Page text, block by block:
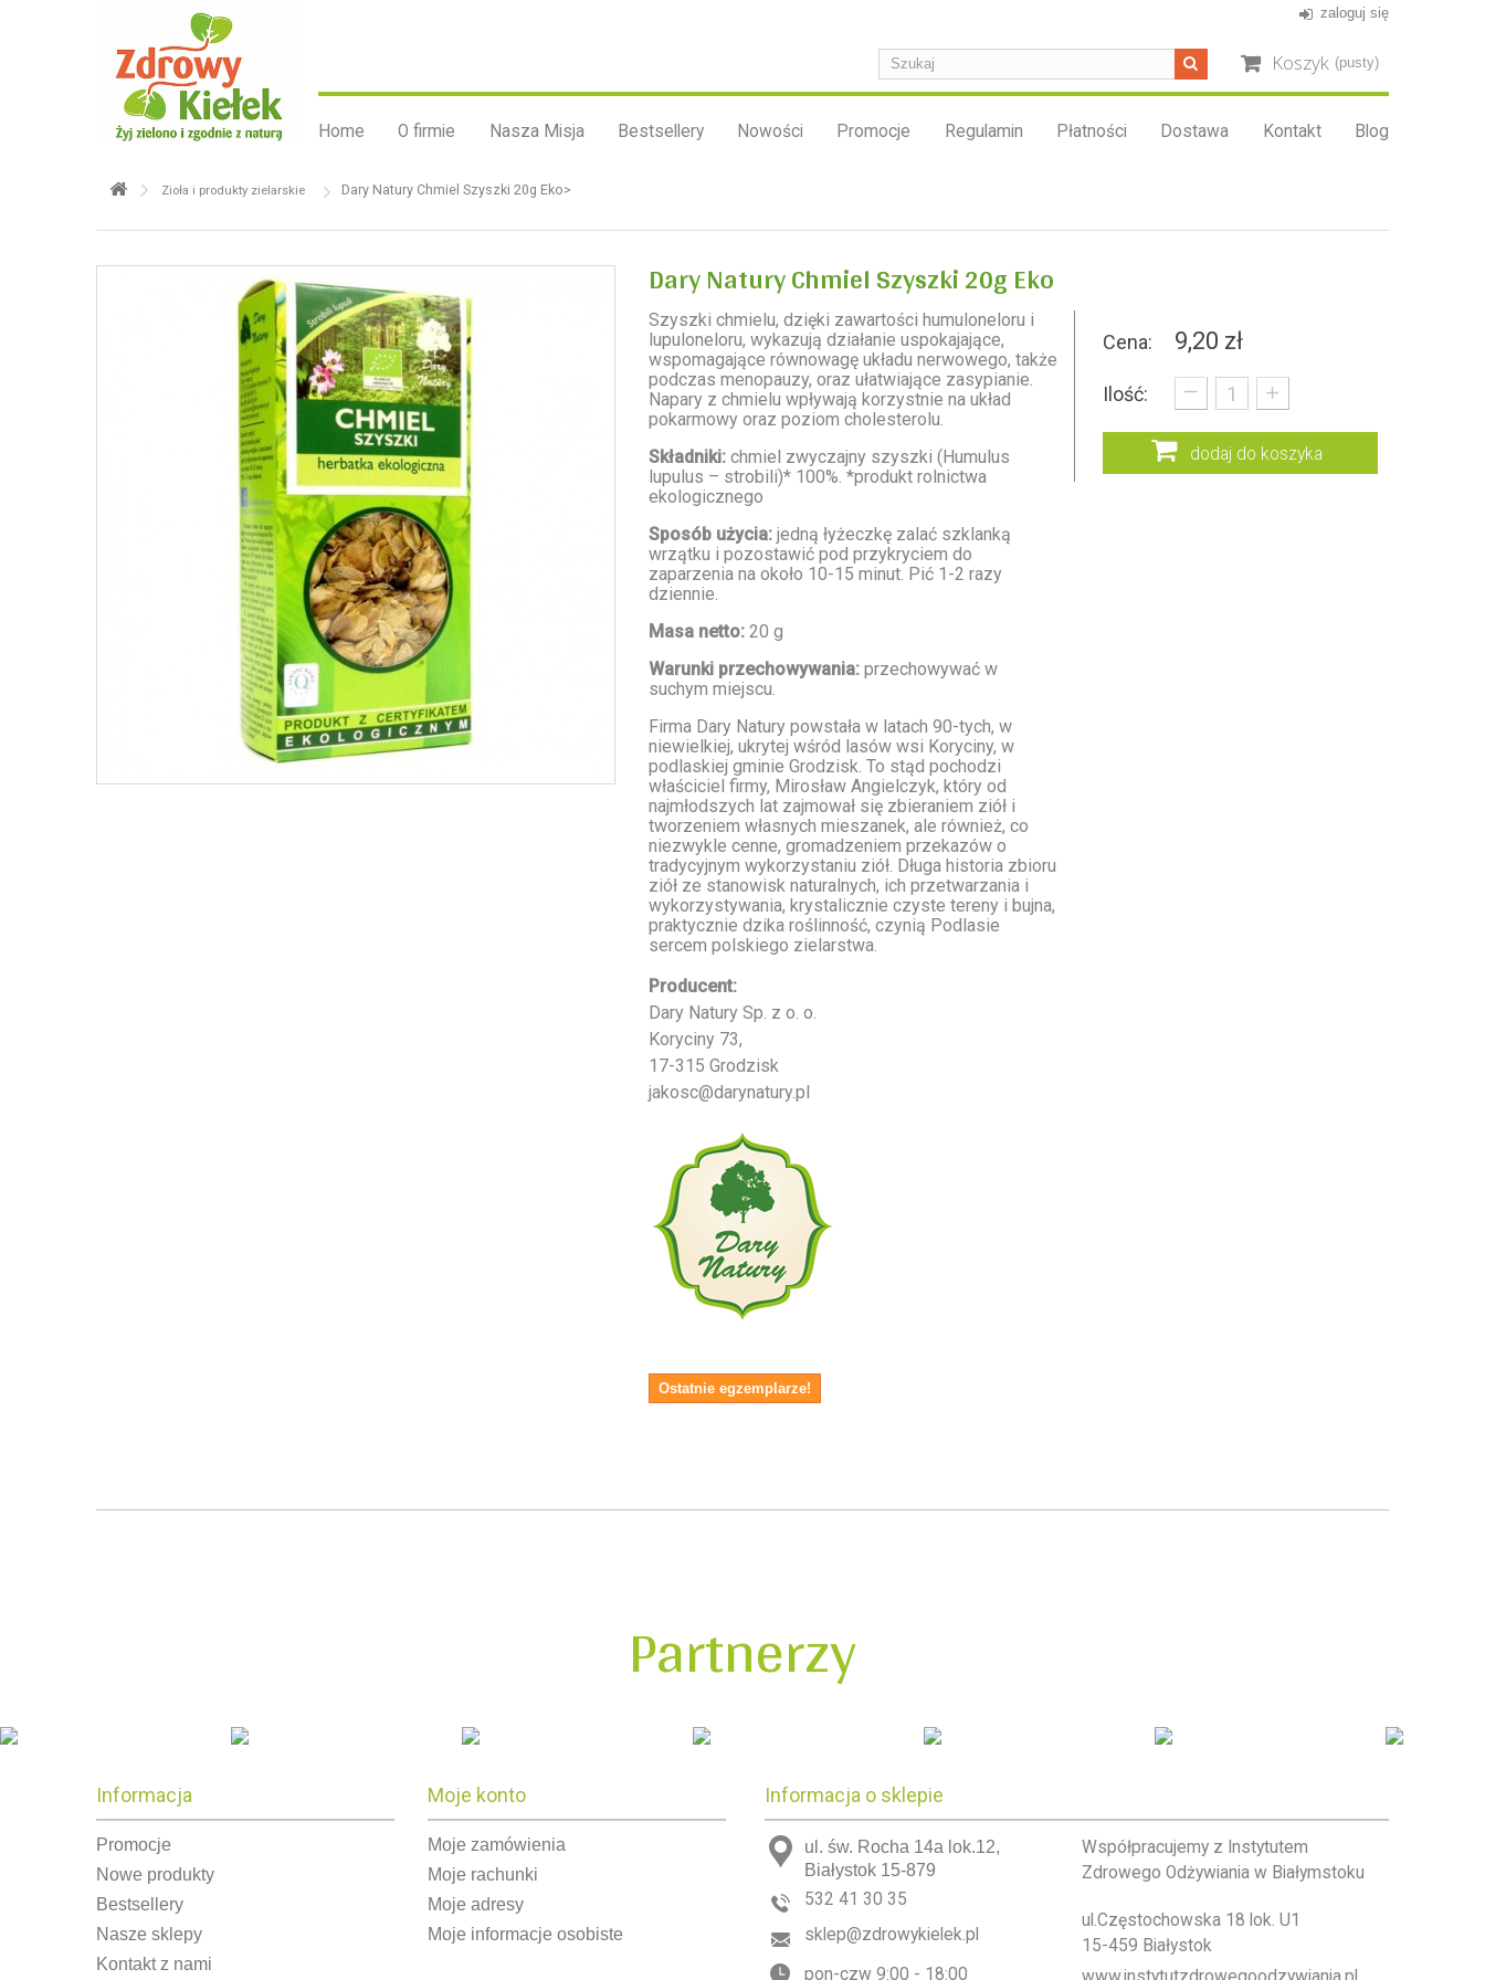
zaloguj się
Koszyk (pusty)
Home O firmie Nasza Misja Bestsellery Nowości Promocje Regulamin Płatności Dostawa Kontakt Blog
Zioła i produkty zielarskie Dary Natury Chmiel Szyszki 20g Eko>
Dary Natury Chmiel Szyszki 20g Eko
Szyszki chmielu, dzięki zawartości humuloneloru i
lupuloneloru, wykazują działanie uspokajające,
wspomagające równowagę układu nerwowego, także
podczas menopauzy, oraz ułatwiające zasypianie.
Napary z chmielu wpływają korzystnie na układ
pokarmowy oraz poziom cholesterolu.
Składniki: chmiel zwyczajny szyszki (Humulus
lupulus – strobili)* 100%. *produkt rolnictwa
ekologicznego
Sposób użycia: jedną łyżeczkę zalać szklanką
wrzątku i pozostawić pod przykryciem do
zaparzenia na około 10-15 minut. Pić 1-2 razy
dziennie.
Masa netto: 20 g
Warunki przechowywania: przechowywać w
suchym miejscu.
Firma Dary Natury powstała w latach 90-tych, w
niewielkiej, ukrytej wśród lasów wsi Koryciny, w
podlaskiej gminie Grodzisk. To stąd pochodzi
właściciel firmy, Mirosław Angielczyk, który od
najmłodszych lat zajmował się zbieraniem ziół i
tworzeniem własnych mieszanek, ale również, co
niezwykle cenne, gromadzeniem przekazów o
tradycyjnym wykorzystaniu ziół. Długa historia zbioru
ziół ze stanowisk naturalnych, ich przetwarzania i
wykorzystywania, krystalicznie czyste tereny i bujna,
praktycznie dzika roślinność, czynią Podlasie
sercem polskiego zielarstwa.
Producent:
Dary Natury Sp. z o. o.
Koryciny 73,
17-315 Grodzisk
jakosc@darynatury.pl
Ostatnie egzemplarze!
Cena: 9,20 zł
Ilość:
_ +
dodaj do koszyka
Partnerzy
Informacja
Promocje
Nowe produkty
Bestsellery
Nasze sklepy
Kontakt z nami
Moje konto
Moje zamówienia
Moje rachunki
Moje adresy
Moje informacje osobiste
Informacja o sklepie
ul. św. Rocha 14a lok.12,
Białystok 15-879
532 41 30 35
sklep@zdrowykielek.pl
pon-czw 9:00 - 18:00
Współpracujemy z Instytutem
Zdrowego Odżywiania w Białymstoku
ul.Częstochowska 18 lok. U1
15-459 Białystok